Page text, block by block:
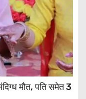
मौत, पति समेत 3